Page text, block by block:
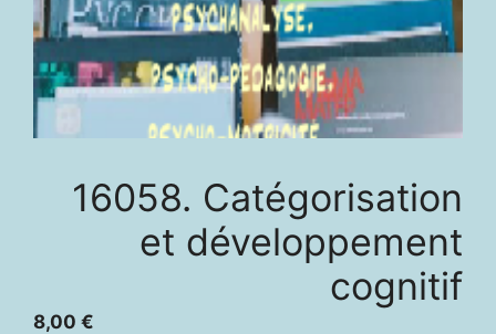
16058. Catégorisation
et développement
cognitif
8,00 €